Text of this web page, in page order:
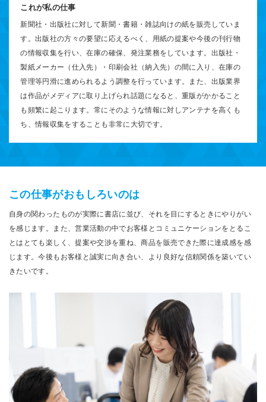
これが私の仕事
新聞社・出版社に対して新聞・書籍・雑誌向けの紙を販売していま
す。出版社の方々の要望に応えるべく、用紙の提案や今後の刊行物
の情報収集を行い、在庫の確保、発注業務をしています。出版社・
製紙メーカー（仕入先）・印刷会社（納入先）の間に入り、在庫の
管理等円滑に進められるよう調整を行っています。また、出版業界
は作品がメディアに取り上げられ話題になると、重版がかかること
も頻繁に起こります。常にそのような情報に対しアンテナを高くも
ち、情報収集をすることも非常に大切です。
この仕事がおもしろいのは
自身の関わったものが実際に書店に並び、それを目にするときにやりがい
を感じます。また、営業活動の中でお客様とコミュニケーションをとるこ
とはとても楽しく、提案や交渉を重ね、商品を販売できた際に達成感を感
じます。今後もお客様と誠実に向き合い、より良好な信頼関係を築いてい
きたいです。